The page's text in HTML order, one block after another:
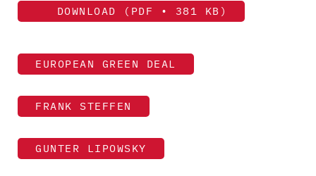
DOWNLOAD (PDF • 381 KB)
EUROPEAN GREEN DEAL
FRANK STEFFEN
GUNTER LIPOWSKY